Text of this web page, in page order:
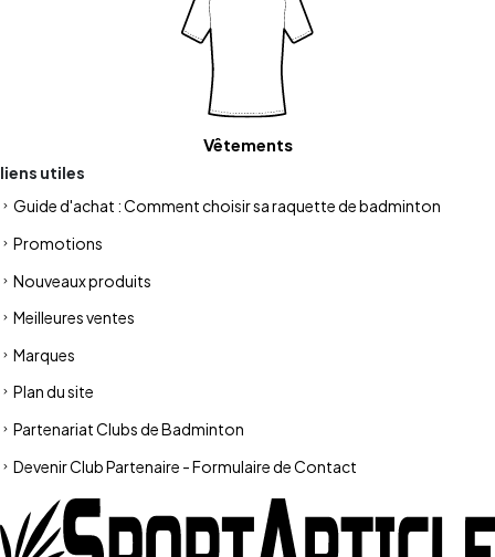
Vêtements
liens utiles
Guide d'achat : Comment choisir sa raquette de badminton
Promotions
Nouveaux produits
Meilleures ventes
Marques
Plan du site
Partenariat Clubs de Badminton
Devenir Club Partenaire - Formulaire de Contact